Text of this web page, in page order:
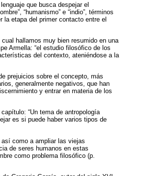
que busca despejar el
“humanismo” e “indio”, términos
la etapa del primer contacto entre el
hallamos muy bien resumido en una
Armella: “el estudio filosófico de los
del contexto, ateniéndose a la
prejuicios sobre el concepto, más
generalmente negativos, que han
y entrar en materia de los
“Un tema de antropología
es si puede haber varios tipos de
como a ampliar las viejas
de seres humanos en estas
como problema filosófico (p.